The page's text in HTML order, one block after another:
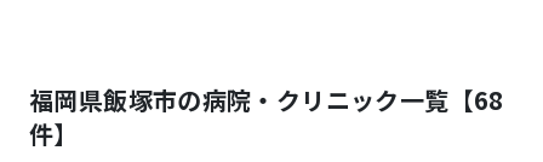
福岡県飯塚市の病院・クリニック一覧【68
件】